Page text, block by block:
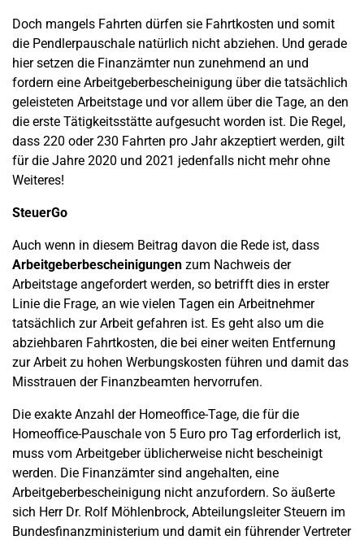
Doch mangels Fahrten dürfen sie Fahrtkosten und somit
die Pendlerpauschale natürlich nicht abziehen. Und gerade
hier setzen die Finanzämter nun zunehmend an und
fordern eine Arbeitgeberbescheinigung über die tatsächlich
geleisteten Arbeitstage und vor allem über die Tage, an den
die erste Tätigkeitsstätte aufgesucht worden ist. Die Regel,
dass 220 oder 230 Fahrten pro Jahr akzeptiert werden, gilt
für die Jahre 2020 und 2021 jedenfalls nicht mehr ohne
Weiteres!
SteuerGo
Auch wenn in diesem Beitrag davon die Rede ist, dass
Arbeitgeberbescheinigungen zum Nachweis der
Arbeitstage angefordert werden, so betrifft dies in erster
Linie die Frage, an wie vielen Tagen ein Arbeitnehmer
tatsächlich zur Arbeit gefahren ist. Es geht also um die
abziehbaren Fahrtkosten, die bei einer weiten Entfernung
zur Arbeit zu hohen Werbungskosten führen und damit das
Misstrauen der Finanzbeamten hervorrufen.
Die exakte Anzahl der Homeoffice-Tage, die für die
Homeoffice-Pauschale von 5 Euro pro Tag erforderlich ist,
muss vom Arbeitgeber üblicherweise nicht bescheinigt
werden. Die Finanzämter sind angehalten, eine
Arbeitgeberbescheinigung nicht anzufordern. So äußerte
sich Herr Dr. Rolf Möhlenbrock, Abteilungsleiter Steuern im
Bundesfinanzministerium und damit ein führender Vertreter